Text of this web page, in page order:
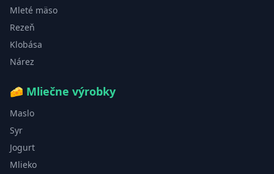
Mleté mäso
Rezeň
Klobása
Nárez
🧀 Mliečne výrobky
Maslo
Syr
Jogurt
Mlieko